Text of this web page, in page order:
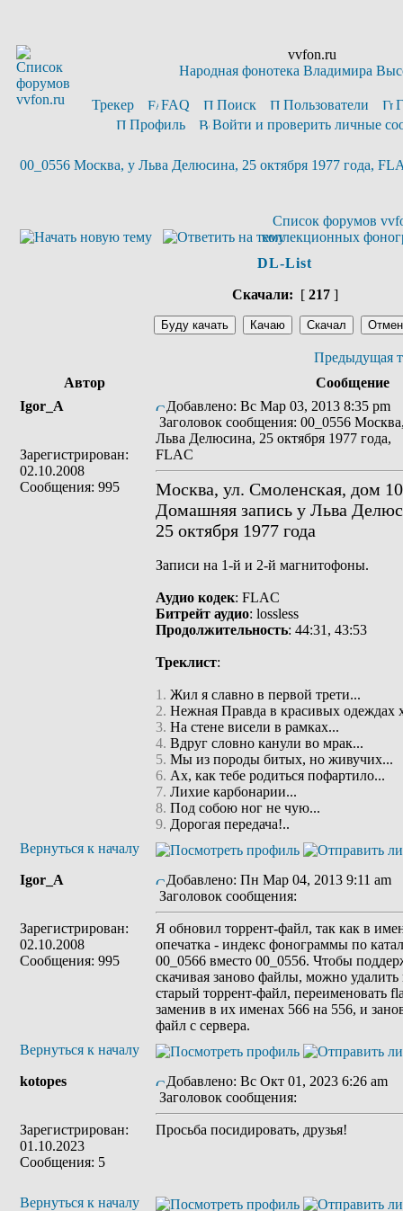
vvfon.ru
Народная фонотека Владимира
Трекер FAQ Поиск Пользователи
Профиль
Войти и проверить личные
00_0556 Москва, у Льва Делюсина, 25 октября 1977 года,
Список форумов
коллекционных
DL-List
Скачали: [ 217]
Предыдущая
Автор
Сообщение
Igor_A
Зарегистрирован:
02.10.2008
Сообщения: 995
Добавлено: Вс Мар 03, 2013 8:35 pm
Заголовок сообщения: 00_0556
Льва Делюсина, 25 октября 1977 года,
FLAC
Москва, ул. Смоленская, дом 10
Домашняя запись у Льва
25 октября 1977 года
Записи на 1-й и 2-й магнитофоны.
Аудио кодек: FLAC
Битрейт аудио: lossless
Продолжительность: 44:31, 43:53
Треклист:
1. Жил я славно в первой трети...
2. Нежная Правда в красивых одеждах
3. На стене висели в рамках...
4. Вдруг словно канули во мрак...
5. Мы из породы битых, но живучих...
6. Ах, как тебе родиться пофартило...
7. Лихие карбонарии...
8. Под собою ног не чую...
9. Дорогая передача!..
Вернуться к началу
Igor_A
Зарегистрирован:
02.10.2008
Сообщения: 995
Добавлено: Пн Мар 04, 2013 9:11 am
Заголовок сообщения:
Я обновил торрент-файл, так как в
опечатка - индекс фонограммы по
00_0566 вместо 00_0556. Чтобы
скачивая заново файлы, можно удалить
старый торрент-файл, переименовать
заменив в их именах 566 на 556, и
файл с сервера.
Вернуться к началу
kotopes
Зарегистрирован:
01.10.2023
Сообщения: 5
Добавлено: Вс Окт 01, 2023 6:26 am
Заголовок сообщения:
Просьба посидировать, друзья!
Вернуться к началу